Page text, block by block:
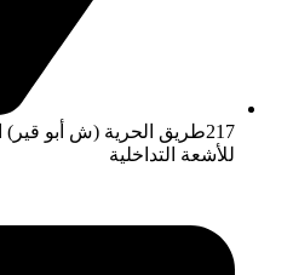
للأشعة التداخلية